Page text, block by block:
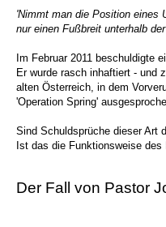
'Nimmt man die Position eines
nur einen Fußbreit unterhalb
Im Februar 2011 beschuldigte
Er wurde rasch inhaftiert - und
alten Österreich, in dem
'Operation Spring'
Sind Schuldsprüche dieser Art
Ist das die Funktionsweise
Der Fall von Pastor